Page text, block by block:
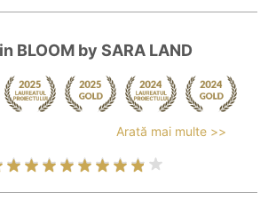
BLOOM by SARA LAND
Arată mai multe >>